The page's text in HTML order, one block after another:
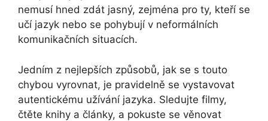
nemusí hned zdát jasný, zejména pro ty, kteří se
učí jazyk nebo se pohybují v neformálních
komunikačních situacích.
Jedním z nejlepších způsobů, jak se s touto
chybou vyrovnat, je pravidelně se vystavovat
autentickému užívání jazyka. Sledujte filmy,
čtěte knihy a články, a pokuste se věnovat